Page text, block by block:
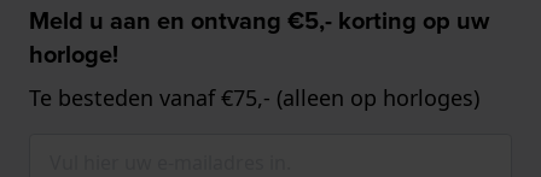
Meld u aan en ontvang €5,- korting op uw
horloge!
Te besteden vanaf €75,- (alleen op horloges)